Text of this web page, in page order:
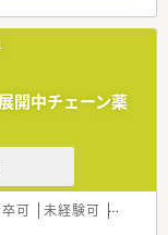
をお願いいたしま
られますので、これ
となります。
や入社後の状況に
開中チェーン薬
可 未経験可 ブラン